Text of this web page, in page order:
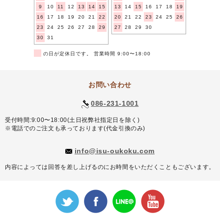
9
10 11 12 13 14
15
16
17 18 19 20 21
22
23
24 25 26 27 28
29
30
31
13
14 15 16 17 18
19
20
21 22 23 24 25
26
27
28 29 30
の日が定休日です。 営業時間 9:00〜18:00
お問い合わせ
086-231-1001
受付時間:9:00〜18:00(土日祝弊社指定日を除く)
※電話でのご注文も承っております(代金引換のみ)
info@isu-oukoku.com
内容によっては回答を差し上げるのにお時間をいただくこともございます。